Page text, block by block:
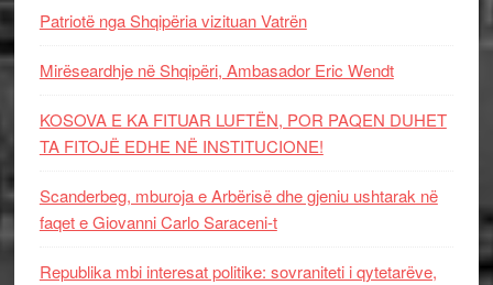
Patriotë nga Shqipëria vizituan Vatrën
Mirëseardhje në Shqipëri, Ambasador Eric Wendt
KOSOVA E KA FITUAR LUFTËN, POR PAQEN DUHET
TA FITOJË EDHE NË INSTITUCIONE!
Scanderbeg, mburoja e Arbërisë dhe gjeniu ushtarak në
faqet e Giovanni Carlo Saraceni-t
Republika mbi interesat politike: sovraniteti i qytetarëve,